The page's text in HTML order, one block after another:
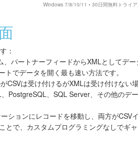
Windows 7/8/10/11 • 30日間無料トライ
：
、パートナーフィードからXMLとしてデ
でデータを開く最も速い方法です。
CSVは受け付けるがXMLは受け付けない
PostgreSQL、SQL Server、その他のデ
ションにレコードを移動し、両方がCSV
とで、カスタムプログラミングなしでギ